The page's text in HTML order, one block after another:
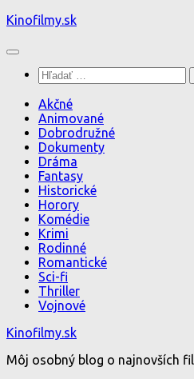
Preskočiť
obsah
Kinofilmy.sk
Hľadať:
Akčné
Animované
Dobrodružné
Dokumenty
Dráma
Fantasy
Historické
Horory
Komédie
Krimi
Rodinné
Romantické
Sci-fi
Thriller
Vojnové
Kinofilmy.sk
Môj osobný blog o najnovších